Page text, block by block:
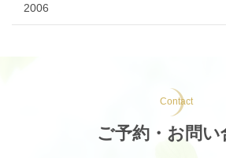
2006
Contact
ご予約・お問い